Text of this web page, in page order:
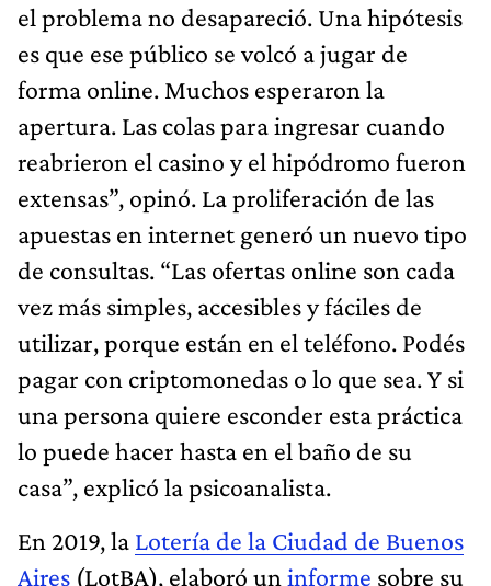
el problema no desapareció. Una hipótesis
es que ese público se volcó a jugar de
forma online. Muchos esperaron la
apertura. Las colas para ingresar cuando
reabrieron el casino y el hipódromo fueron
extensas”, opinó. La proliferación de las
apuestas en internet generó un nuevo tipo
de consultas. “Las ofertas online son cada
vez más simples, accesibles y fáciles de
utilizar, porque están en el teléfono. Podés
pagar con criptomonedas o lo que sea. Y si
una persona quiere esconder esta práctica
lo puede hacer hasta en el baño de su
casa”, explicó la psicoanalista.
En 2019, la Lotería de la Ciudad de Buenos
Aires (LotBA), elaboró un informe sobre su